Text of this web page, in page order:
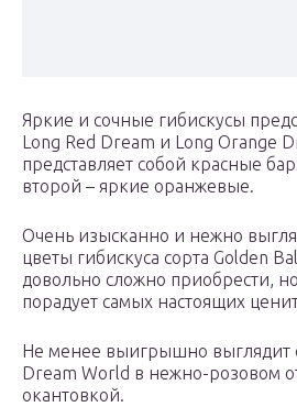
Яркие и сочные гибискусы
Long Red Dream и Long Orange
представляет собой красные
второй – яркие оранжевые.
Очень изысканно и нежно
цветы гибискуса сорта Golden
довольно сложно приобрести,
порадует самых настоящих
Не менее выигрышно выглядит
Dream World в нежно-розовом
окантовкой.